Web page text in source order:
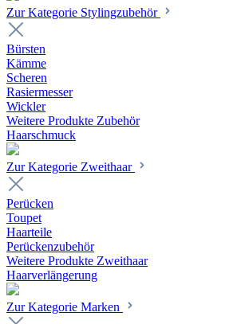
Zur Kategorie Stylingzubehör
Bürsten
Kämme
Scheren
Rasiermesser
Wickler
Weitere Produkte Zubehör
Haarschmuck
Zur Kategorie Zweithaar
Perücken
Toupet
Haarteile
Perückenzubehör
Weitere Produkte Zweithaar
Haarverlängerung
Zur Kategorie Marken